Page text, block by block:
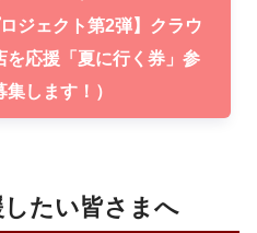
ジェクト第2弾】クラウ
を応援「夏に行く券」参
します！）
たい皆さまへ